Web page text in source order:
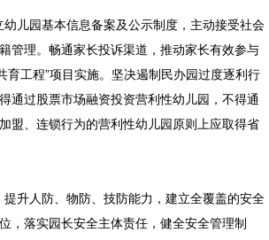
儿园基本信息备案及公示制度，主动接受社会
管理。畅通家长投诉渠道，推动家长有效参与
育工程”项目实施。坚决遏制民办园过度逐利行
通过股票市场融资投资营利性幼儿园，不得通
盟、连锁行为的营利性幼儿园原则上应取得省
升人防、物防、技防能力，建立全覆盖的安全
，落实园长安全主体责任，健全安全管理制